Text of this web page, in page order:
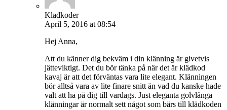
Kladkoder
April 5, 2016 at 08:54
Hej Anna,
Att du känner dig bekväm i din klänning är givetvis
jätteviktigt. Det du bör tänka på när det är klädkod
kavaj är att det förväntas vara lite elegant. Klänningen
bör alltså vara av lite finare snitt än vad du kanske hade
valt att ha på dig till vardags. Just eleganta golvlånga
klänningar är normalt sett något som bärs till klädkoden